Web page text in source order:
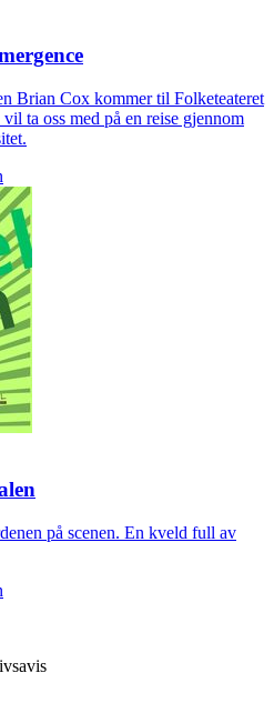
Brian Cox kommer til Folketeateret
ta oss med på en reise gjennom
på scenen. En kveld full av